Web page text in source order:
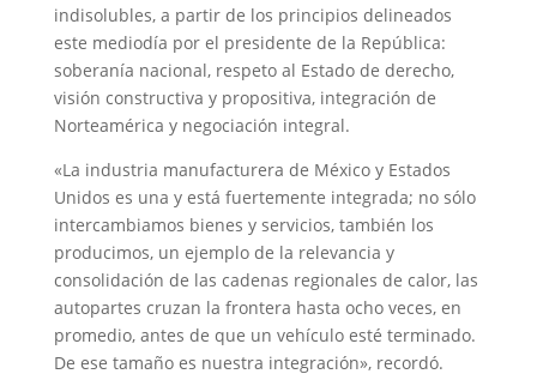
indisolubles, a partir de los principios delineados
este mediodía por el presidente de la República:
soberanía nacional, respeto al Estado de derecho,
visión constructiva y propositiva, integración de
Norteamérica y negociación integral.
«La industria manufacturera de México y Estados
Unidos es una y está fuertemente integrada; no sólo
intercambiamos bienes y servicios, también los
producimos, un ejemplo de la relevancia y
consolidación de las cadenas regionales de calor, las
autopartes cruzan la frontera hasta ocho veces, en
promedio, antes de que un vehículo esté terminado.
De ese tamaño es nuestra integración», recordó.